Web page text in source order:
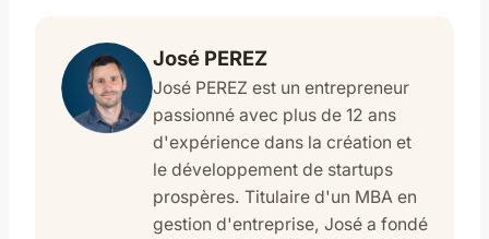
José PEREZ
José PEREZ est un entrepreneur
passionné avec plus de 12 ans
d'expérience dans la création et
le développement de startups
prospères. Titulaire d'un MBA en
gestion d'entreprise, José a fondé